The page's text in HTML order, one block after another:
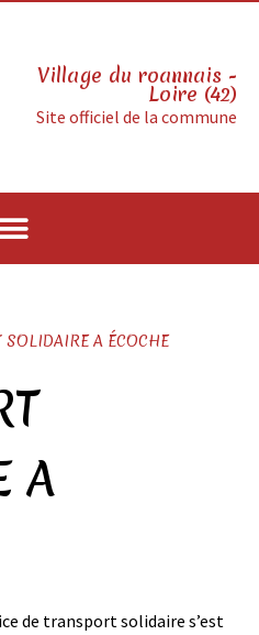
Village du roannais -
Loire (42)
Site officiel de la commune
SOLIDAIRE A ÉCOCHE
A
de transport solidaire s’est